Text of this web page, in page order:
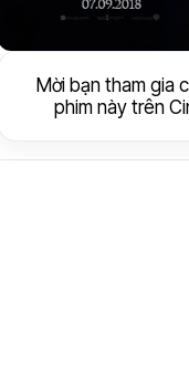
Mời bạn tham gia
phim này trên